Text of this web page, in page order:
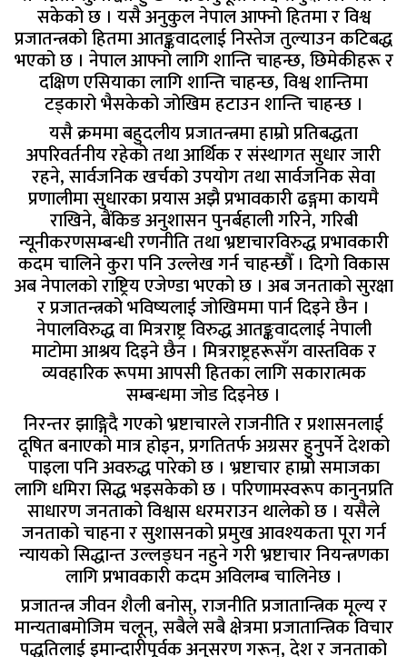
सकेको छ । यसै अनुकुल नेपाल आफ्नो हितमा र विश्व
प्रजातन्त्रको हितमा आतङ्कवादलाई निस्तेज तुल्याउन कटिबद्ध
भएको छ । नेपाल आफ्नो लागि शान्ति चाहन्छ, छिमेकीहरू र
दक्षिण एसियाका लागि शान्ति चाहन्छ, विश्व शान्तिमा
टड्कारो भैसकेको जोखिम हटाउन शान्ति चाहन्छ ।
यसै क्रममा बहुदलीय प्रजातन्त्रमा हाम्रो प्रतिबद्धता
अपरिवर्तनीय रहेको तथा आर्थिक र संस्थागत सुधार जारी
रहने, सार्वजनिक खर्चको उपयोग तथा सार्वजनिक सेवा
प्रणालीमा सुधारका प्रयास अझै प्रभावकारी ढङ्गमा कायमै
राखिने, बैंकिङ अनुशासन पुनर्बहाली गरिने, गरिबी
न्यूनीकरणसम्बन्धी रणनीति तथा भ्रष्टाचारविरुद्ध प्रभावकारी
कदम चालिने कुरा पनि उल्लेख गर्न चाहन्छौँ । दिगो विकास
अब नेपालको राष्ट्रिय एजेण्डा भएको छ । अब जनताको सुरक्षा
र प्रजातन्त्रको भविष्यलाई जोखिममा पार्न दिइने छैन ।
नेपालविरुद्ध वा मित्रराष्ट्र विरुद्ध आतङ्कवादलाई नेपाली
माटोमा आश्रय दिइने छैन । मित्रराष्ट्रहरूसँग वास्तविक र
व्यवहारिक रूपमा आपसी हितका लागि सकारात्मक
सम्बन्धमा जोड दिइनेछ ।
निरन्तर झाङ्गिदै गएको भ्रष्टाचारले राजनीति र प्रशासनलाई
दूषित बनाएको मात्र होइन, प्रगतितर्फ अग्रसर हुनुपर्ने देशको
पाइला पनि अवरुद्ध पारेको छ । भ्रष्टाचार हाम्रो समाजका
लागि धमिरा सिद्ध भइसकेको छ । परिणामस्वरूप कानुनप्रति
साधारण जनताको विश्वास धरमराउन थालेको छ । यसैले
जनताको चाहना र सुशासनको प्रमुख आवश्यकता पूरा गर्न
न्यायको सिद्धान्त उल्लङ्घन नहुने गरी भ्रष्टाचार नियन्त्रणका
लागि प्रभावकारी कदम अविलम्ब चालिनेछ ।
प्रजातन्त्र जीवन शैली बनोस्, राजनीति प्रजातान्त्रिक मूल्य र
मान्यताबमोजिम चलून्, सबैले सबै क्षेत्रमा प्रजातान्त्रिक विचार
पद्धतिलाई इमान्दारीपूर्वक अनुसरण गरून्, देश र जनताको